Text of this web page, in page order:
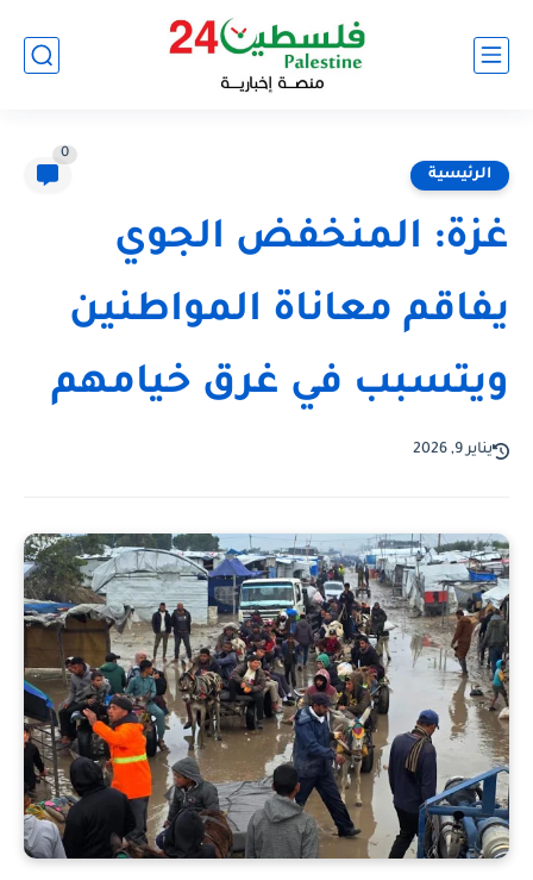
الرئيسية
0
غزة: المنخفض الجوي
يفاقم معاناة المواطنين
ويتسبب في غرق خيامهم
يناير 9, 2026